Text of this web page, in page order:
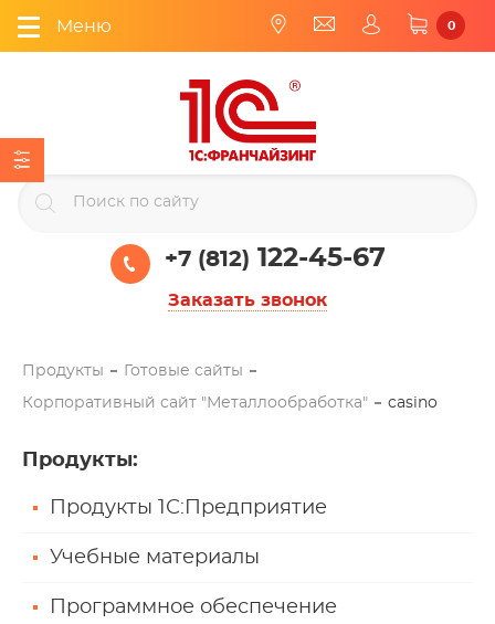
Меню 0
+7 (812) 122-45-67
Заказать звонок
Продукты Готовые сайты
Корпоративный сайт "Металлообработка" casino
Продукты:
Продукты 1С:Предприятие
Учебные материалы
Программное обеспечение